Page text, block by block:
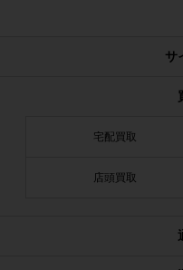
サ
宅配買取
店頭買取